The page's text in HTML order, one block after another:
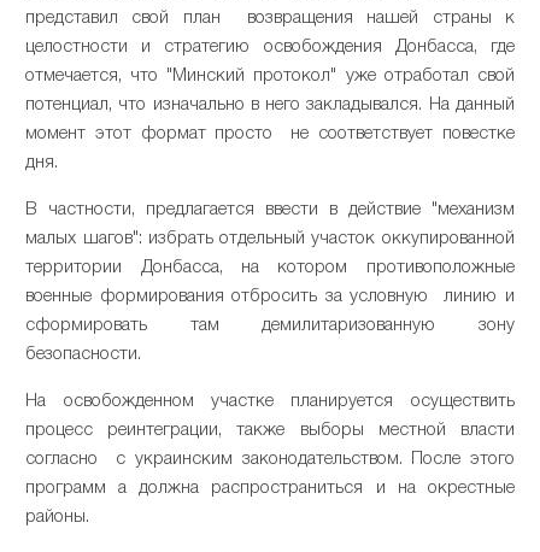
представил свой план возвращения нашей страны к
целостности и стратегию освобождения Донбасса, где
отмечается, что "Минский протокол" уже отработал свой
потенциал, что изначально в него закладывался. На данный
момент этот формат просто не соответствует повестке
дня.
В частности, предлагается ввести в действие "механизм
малых шагов": избрать отдельный участок оккупированной
территории Донбасса, на котором противоположные
военные формирования отбросить за условную линию и
сформировать там демилитаризованную зону
безопасности.
На освобожденном участке планируется осуществить
процесс реинтеграции, также выборы местной власти
согласно с украинским законодательством. После этого
программ а должна распространиться и на окрестные
районы.